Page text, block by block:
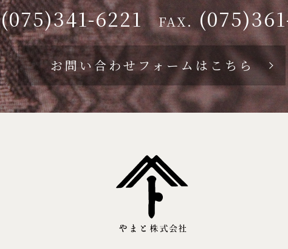
(075)341-6221 FAX.
お問い合わせフォームはこちら